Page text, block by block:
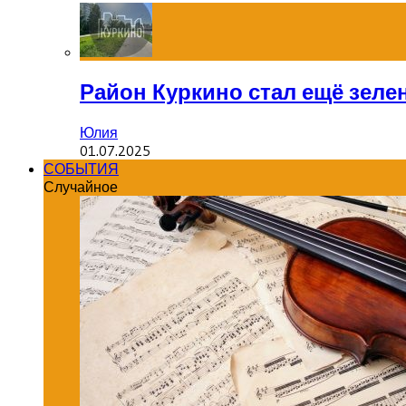
Район Куркино стал ещё
Юлия
01.07.2025
СОБЫТИЯ
Случайное